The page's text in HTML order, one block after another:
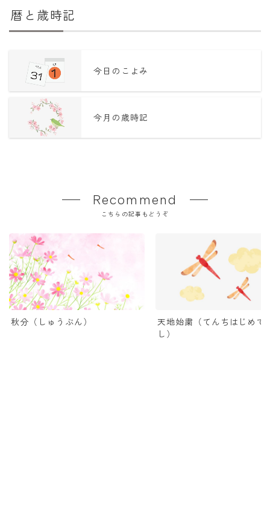
暦と歳時記
今日のこよみ
今月の歳時記
Recommend
こちらの記事もどうぞ
秋分（しゅうぶん）
天地始粛（てんちはじめて
し）